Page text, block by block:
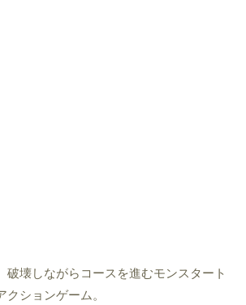
破壊しながらコースを進むモンスタート
ションゲーム。